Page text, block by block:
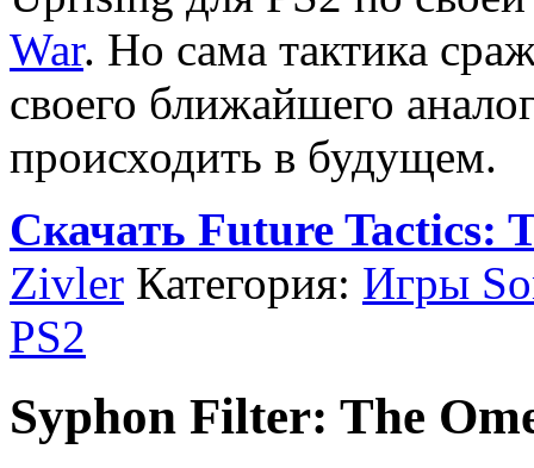
War. Но сама тактика
своего ближайшего
происходить в будущем.
Скачать Future Tactics:
Zivler Категория: Игры
PS2
Syphon Filter: The